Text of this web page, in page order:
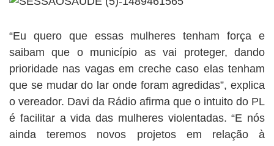
“Eu quero que essas mulheres tenham força e
saibam que o município as vai proteger, dando
prioridade nas vagas em creche caso elas tenham
que se mudar do lar onde foram agredidas”, explica
o vereador. Davi da Rádio afirma que o intuito do PL
é facilitar a vida das mulheres violentadas. “E nós
ainda teremos novos projetos em relação à